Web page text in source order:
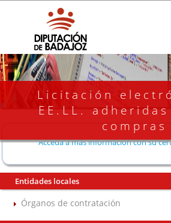
Licitación
EE.LL.
compras
Acceda a más información con su
Entidades locales
Órganos de contratación